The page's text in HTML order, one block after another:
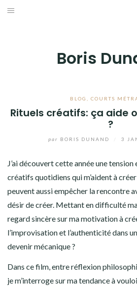
Aller
Boris
BLOG COURTS
Rituels créatifs: ça aide
?
par BORIS DUNAND 3
J’ai découvert cette année une
créatifs quotidiens qui m’aident à
peuvent aussi empêcher la rencontre
désir de créer. Mettant en difficulté
regard sincère sur ma motivation à
l’improvisation et l’authenticité dans
devenir mécanique ?
Dans ce film, entre réflexion
je m’interroge sur ma tendance à
YoutubePatreonBluesky